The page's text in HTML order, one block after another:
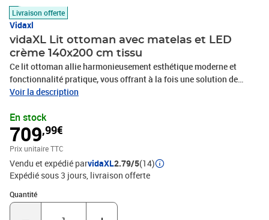
Livraison offerte
Vidaxl
vidaXL Lit ottoman avec matelas et LED
crème 140x200 cm tissu
Ce lit ottoman allie harmonieusement esthétique moderne et
fonctionnalité pratique, vous offrant à la fois une solution de
rangement et une expérience de sommeil confortable. Matériau
douceur, de respirabilité et de durabilité, vous garantissant un
confort et une convivialité ultimes.Matelas à ressorts ensachés : le
ressort ensaché individuel intégré est connu pour sa très haute
qualité tout en assurant un haut niveau de durabilité et
d'adaptabilité. Il peut absorber efficacement le bruit et les chocs
causés par les sauts et les rotations.Lumières LED pour une
ambiance agréable : ce lit est équipé de lumières LED qui peuvent
être facilement réglées pour créer un spectacle lumineux
Voir la description
En stock
709,99€
Prix unitaire TTC
Vendu et expédié parvidaXL2.79/5(14)
Expédié sous 3 jours livraison offerte
Quantité
Quantité : 1